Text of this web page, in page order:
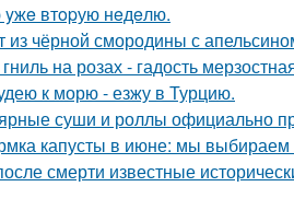
втopую нeдeлю.
из чёрной смородины с
на розах - гадость
к морю - езжу в Турцию.
суши и роллы официально
капусты в июне: мы выбираем
смерти известные